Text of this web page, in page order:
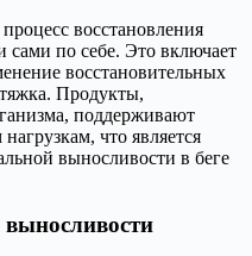
восстановления
сами по себе. Это включает
восстановительных
Продукты,
поддерживают
что является
выносливости в беге
выносливости